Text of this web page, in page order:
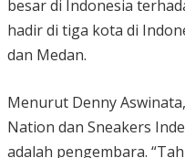
besar di Indonesia
hadir di tiga kota di
dan Medan.
Menurut Denny
Nation dan Sneakers
adalah pengembara.